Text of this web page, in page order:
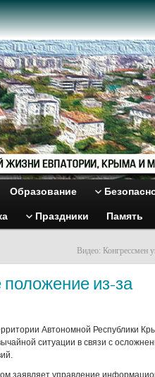
Образование
Праздники Память
Видео: Конгрессмен
из-за
Автономной Республики
ситуации в связи с
заявляет управление